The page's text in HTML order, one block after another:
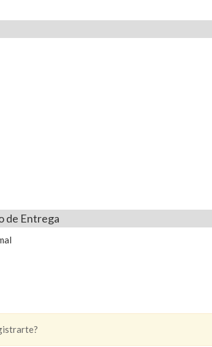
de Entrega